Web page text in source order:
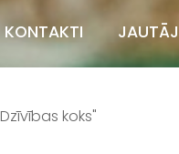
KONTAKTI
koks"